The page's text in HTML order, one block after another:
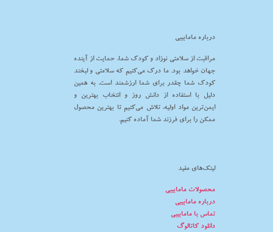
درباره مامابیبی
مراقبت از سلامتی نوزاد و کودک شما، حمایت از آینده
جهان خواهد بود. ما درک می‌کنیم که سلامتی و لبخند
کودک شما چقدر برای شما ارزشمند است. به همین
دلیل با استفاده از دانش روز و انتخاب بهترین و
ایمن‌ترین مواد اولیه، تلاش می‌کنیم تا بهترین محصول
ممکن را برای فرزند شما آماده کنیم.
لینک‌های مفید
محصولات مامابیبی
درباره مامابیبی
تماس با مامابیبی
دانلود کاتالوگ